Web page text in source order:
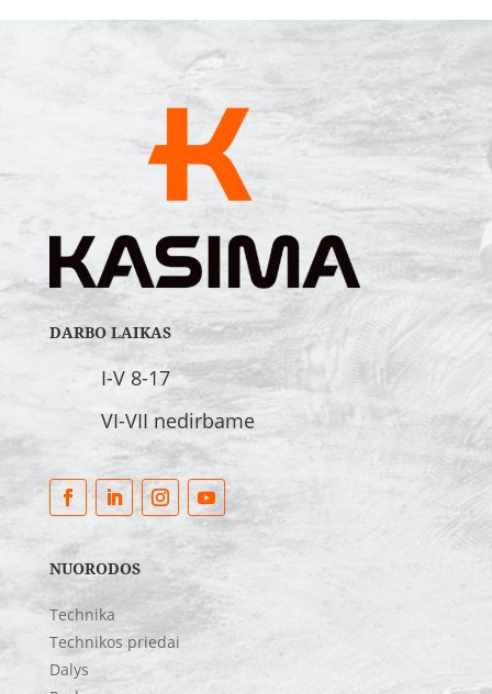
DARBO LAIKAS
I-V 8-17
VI-VII nedirbame
NUORODOS
Technika
Technikos priedai
Dalys